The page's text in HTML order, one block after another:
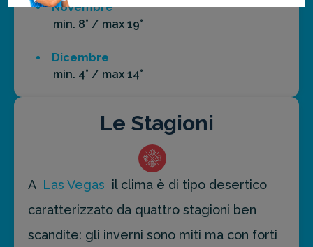
Novembre
min. 8° / max 19°
Dicembre
min. 4° / max 14°
Le Stagioni
A Las Vegas il clima è di tipo desertico
caratterizzato da quattro stagioni ben
scandite: gli inverni sono miti ma con forti